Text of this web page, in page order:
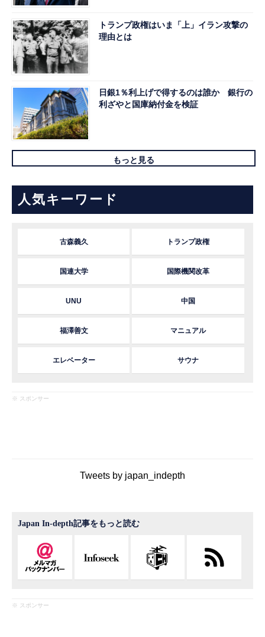
トランプ政権はいま「上」イラン攻撃の
理由とは
日銀1％利上げで得するのは誰か 銀行の
利ざやと国庫納付金を検証
もっと見る
人気キーワード
古森義久 トランプ政権
国連大学 国際機関改革
UNU 中国
福澤善文 マニュアル
エレベーター サウナ
※ スポンサー
Tweets by japan_indepth
Japan In-depth記事をもっと読む
※ スポンサー